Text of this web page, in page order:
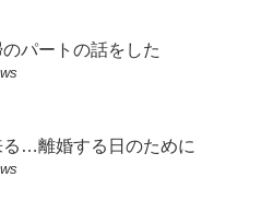
パートの話をした
る…離婚する日のために